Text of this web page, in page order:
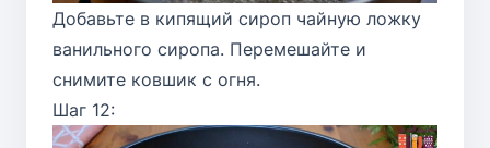
Добавьте в кипящий сироп чайную ложку
ванильного сиропа. Перемешайте и
снимите ковшик с огня.
Шаг 12: